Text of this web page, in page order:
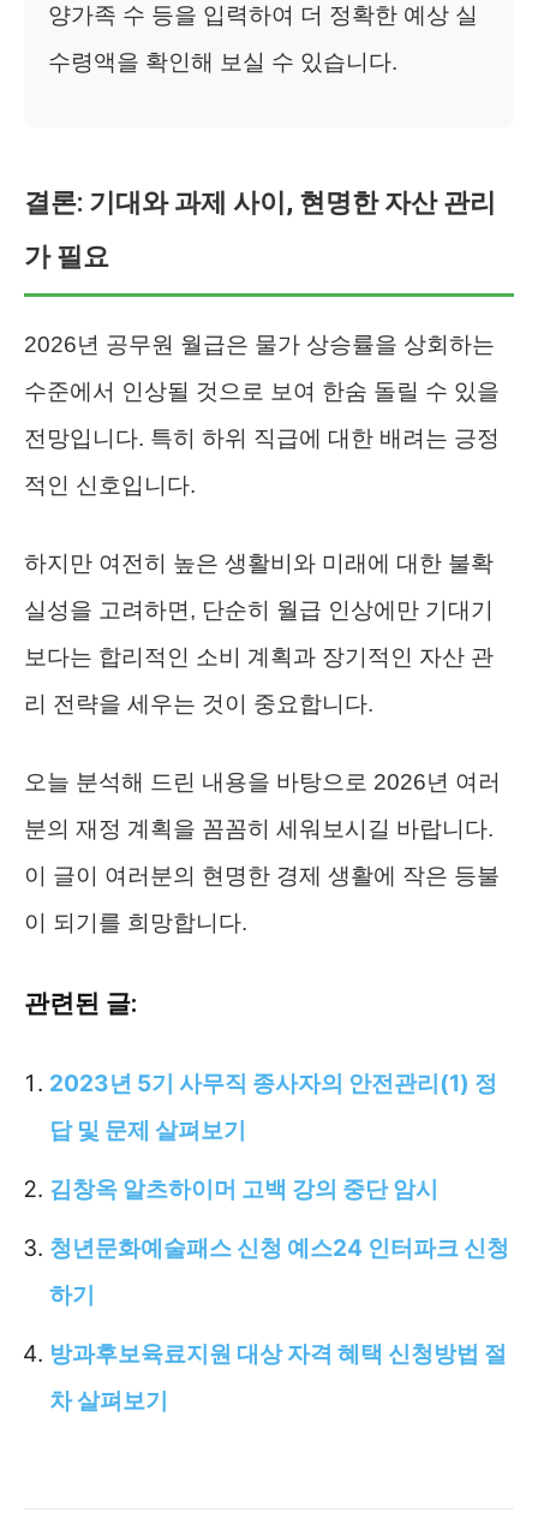
양가족 수 등을 입력하여 더 정확한 예상 실
수령액을 확인해 보실 수 있습니다.
결론: 기대와 과제 사이, 현명한 자산 관리
가 필요
2026년 공무원 월급은 물가 상승률을 상회하는
수준에서 인상될 것으로 보여 한숨 돌릴 수 있을
전망입니다. 특히 하위 직급에 대한 배려는 긍정
적인 신호입니다.
하지만 여전히 높은 생활비와 미래에 대한 불확
실성을 고려하면, 단순히 월급 인상에만 기대기
보다는 합리적인 소비 계획과 장기적인 자산 관
리 전략을 세우는 것이 중요합니다.
오늘 분석해 드린 내용을 바탕으로 2026년 여러
분의 재정 계획을 꼼꼼히 세워보시길 바랍니다.
이 글이 여러분의 현명한 경제 생활에 작은 등불
이 되기를 희망합니다.
관련된 글:
2023년 5기 사무직 종사자의 안전관리(1) 정
답 및 문제 살펴보기
김창옥 알츠하이머 고백 강의 중단 암시
청년문화예술패스 신청 예스24 인터파크 신청
하기
방과후보육료지원 대상 자격 혜택 신청방법 절
차 살펴보기